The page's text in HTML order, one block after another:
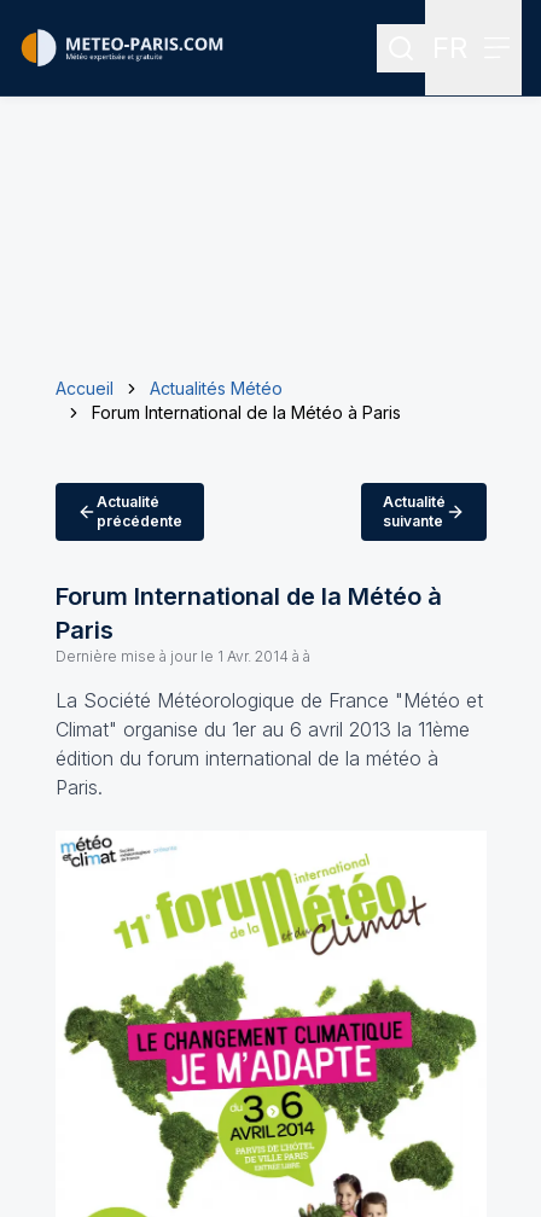
Rechercher
Accueil
Actualités Météo
Forum International de la Météo à Paris
Actualité
précédente
Actualité
suivante
Forum International de la Météo à
Paris
Dernière mise à jour le 1 Avr. 2014 à à
La Société Météorologique de France "Météo et
Climat" organise du 1er au 6 avril 2013 la 11ème
édition du forum international de la météo à
Paris.